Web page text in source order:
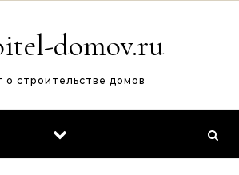
domov.ru
о строительстве домов